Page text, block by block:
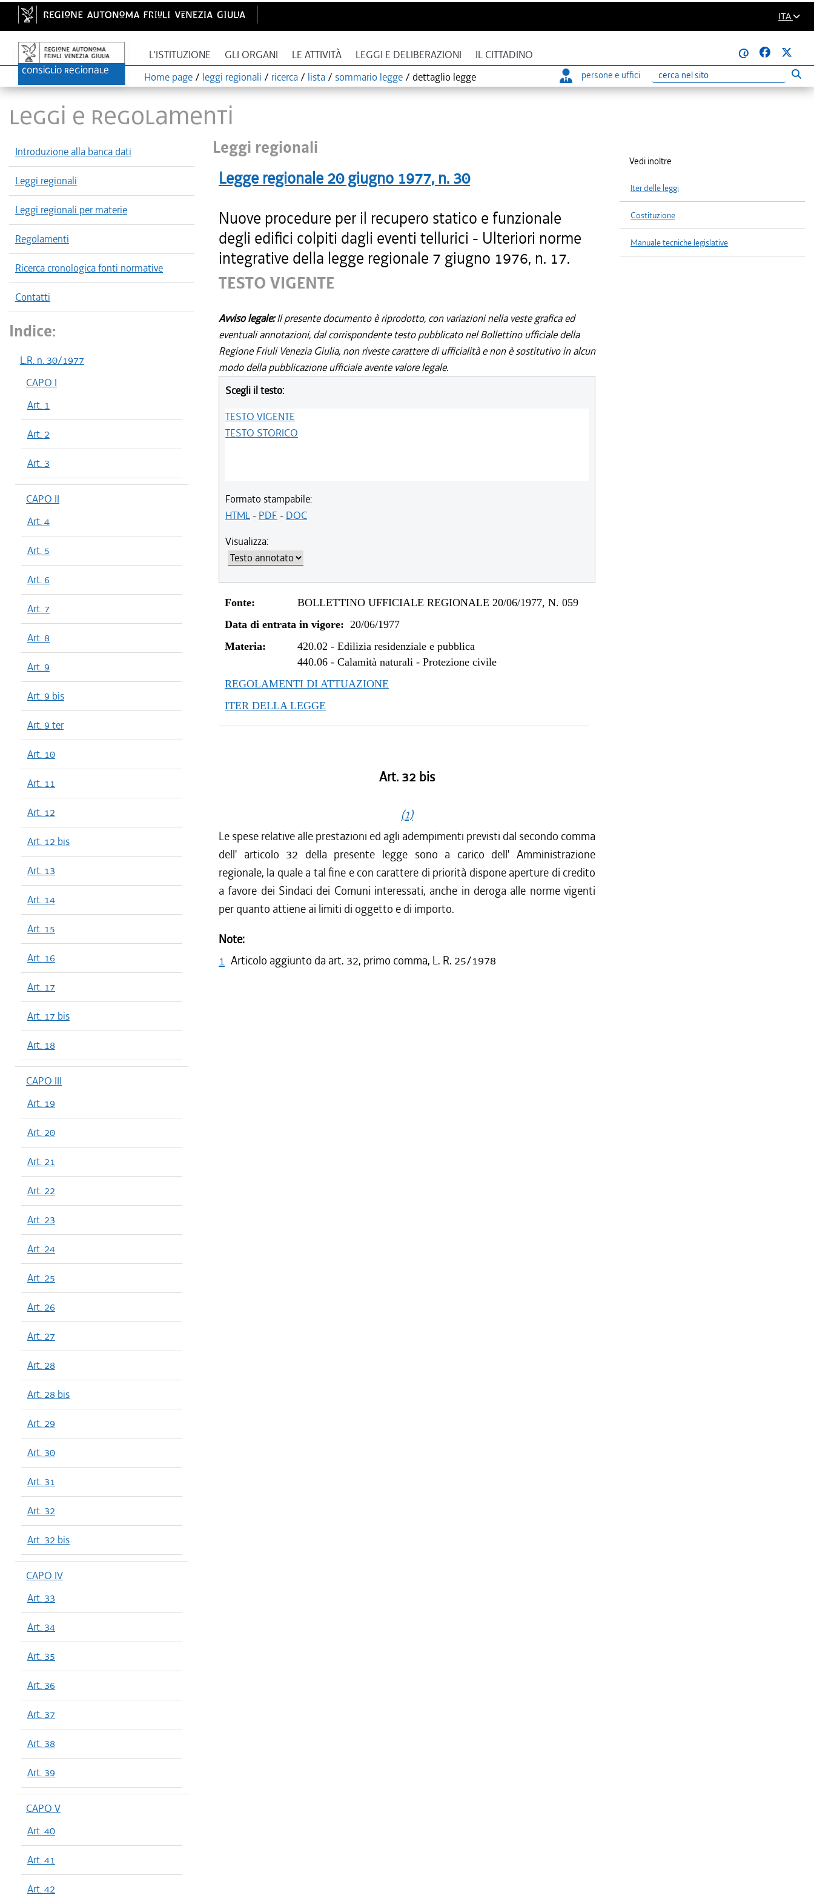
ITA
L'ISTITUZIONE GLI ORGANI LE ATTIVITÀ LEGGI E DELIBERAZIONI IL CITTADINO
@
Home page / leggi regionali / ricerca / lista / sommario legge / dettaglio legge persone e uffici
Ricerca
LEGGI E REGOLAMENTI
Introduzione alla banca dati
Leggi regionali
Leggi regionali per materie
Regolamenti
Ricerca cronologica fonti normative
Contatti
Indice:
L.R. n. 30/1977
CAPO I
Art. 1
Art. 2
Art. 3
CAPO II
Art. 4
Art. 5
Art. 6
Art. 7
Art. 8
Art. 9
Art. 9 bis
Art. 9 ter
Art. 10
Art. 11
Art. 12
Art. 12 bis
Art. 13
Art. 14
Art. 15
Art. 16
Art. 17
Art. 17 bis
Art. 18
CAPO III
Art. 19
Art. 20
Art. 21
Art. 22
Art. 23
Art. 24
Art. 25
Art. 26
Art. 27
Art. 28
Art. 28 bis
Art. 29
Art. 30
Art. 31
Art. 32
Art. 32 bis
CAPO IV
Art. 33
Art. 34
Art. 35
Art. 36
Art. 37
Art. 38
Art. 39
CAPO V
Art. 40
Art. 41
Art. 42
Leggi regionali
Legge regionale 20 giugno 1977, n. 30
Nuove procedure per il recupero statico e funzionale
degli edifici colpiti dagli eventi tellurici - Ulteriori norme
integrative della legge regionale 7 giugno 1976, n. 17.
TESTO VIGENTE
Avviso legale:Il presente documento è riprodotto, con variazioni nella veste grafica ed
eventuali annotazioni, dal corrispondente testo pubblicato nel Bollettino ufficiale della
Regione Friuli Venezia Giulia, non riveste carattere di ufficialità e non è sostitutivo in alcun
modo della pubblicazione ufficiale avente valore legale.
Scegli il testo:
TESTO VIGENTE
TESTO STORICO
Formato stampabile:
HTML- PDF - DOC
Visualizza:
Fonte:
BOLLETTINO UFFICIALE REGIONALE 20/06/1977, N. 059
Data di entrata in vigore: 20/06/1977
Materia:
420.02 -Edilizia residenziale e pubblica
440.06 -Calamità naturali - Protezione civile
REGOLAMENTI DI ATTUAZIONE
ITER DELLA LEGGE
Art. 32 bis
(1)
Le spese relative alle prestazioni ed agli adempimenti previsti dal secondo comma
dell' articolo 32 della presente legge sono a carico dell' Amministrazione
regionale, la quale a tal fine e con carattere di priorità dispone aperture di credito
a favore dei Sindaci dei Comuni interessati, anche in deroga alle norme vigenti
per quanto attiene ai limiti di oggetto e di importo.
Note:
1 Articolo aggiunto da art. 32, primo comma, L. R. 25/1978
Vedi inoltre
Iter delle leggi
Costituzione
Manuale tecniche legislative